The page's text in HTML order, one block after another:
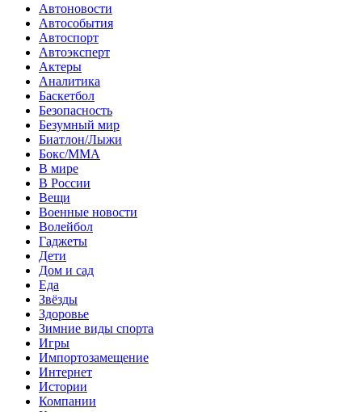
Автоновости
Автособытия
Автоспорт
Автоэксперт
Актеры
Аналитика
Баскетбол
Безопасность
Безумный мир
Биатлон/Лыжи
Бокс/MMA
В мире
В России
Вещи
Военные новости
Волейбол
Гаджеты
Дети
Дом и сад
Еда
Звёзды
Здоровье
Зимние виды спорта
Игры
Импортозамещение
Интернет
Истории
Компании